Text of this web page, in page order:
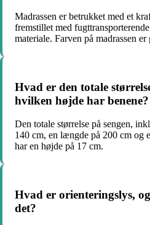
Madrassen er betrukket med et
fremstillet med
materiale. Farven på madrassen er
Hvad er den totale
hvilken højde har benene?
Den totale størrelse på sengen,
140 cm, en længde på 200 cm og
har en højde på 17 cm.
Hvad er orienteringslys,
det?